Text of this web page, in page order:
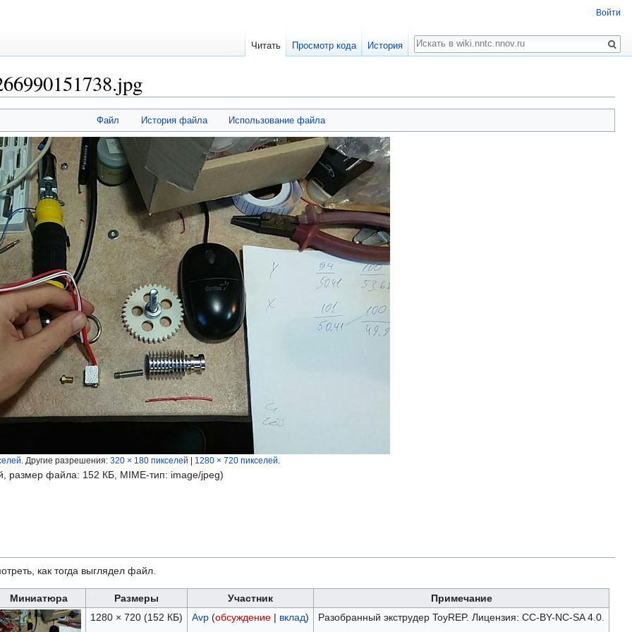
Файл История файла Использование файла
Другие разрешения: 320 × 180 пикселей 1280 × 720 пикселей
размер файла: 152 КБ, MIME-тип: image/jpeg)
как тогда выглядел файл.
Миниатюра Размеры Участник
Примечание
1280 × 720 (152 КБ) Avp (обсуждение| вклад) Разобранный экструдер ToyREP. Лицензия: CC-BY-NC-SA 4.0.
Войти
Читать Просмотр кода История
Поиск